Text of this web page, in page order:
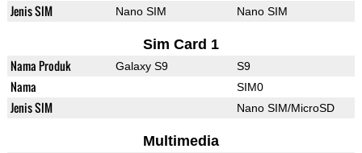
Jenis SIM Nano SIM Nano SIM
Sim Card 1
Nama Produk Galaxy S9 S9
Nama SIM0
Jenis SIM Nano SIM/MicroSD
Multimedia